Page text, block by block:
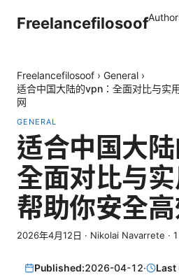
Freelancefilosoof
Freelancefilosoof › General ›
适合中国大陆的vpn：全面对比与实
网
GENERAL
适合中国大
全面对比与实
帮助你安全
2026年4月12日 · Nikolai Navarrete · 1
Published:2026-04-12· Last